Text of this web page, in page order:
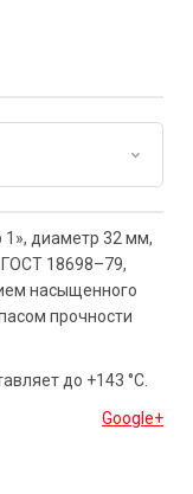
1», диаметр 32 мм,
ГОСТ 18698–79,
насыщенного
прочности
до +143 °С.
Google+